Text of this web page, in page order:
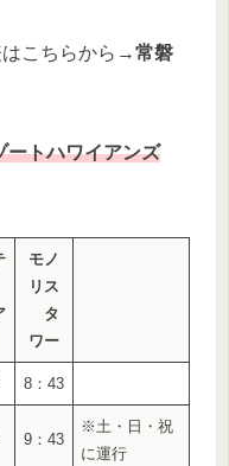
こちらから→常磐
トハワイアンズ
モノ
リス
タ
ワー
8：43
9：43
※土・日・祝
に運行